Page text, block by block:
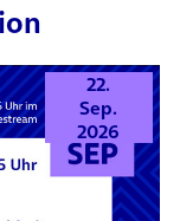
22.
Sep.
2026